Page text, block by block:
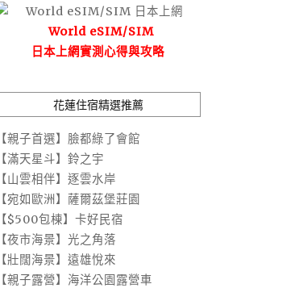
World eSIM/SIM
日本上網實測心得與攻略
花蓮住宿精選推薦
【親子首選】臉都綠了會館
【滿天星斗】鈴之宇
【山雲相伴】逐雲水岸
【宛如歐洲】薩爾茲堡莊園
【$500包棟】卡好民宿
【夜市海景】光之角落
【壯闊海景】遠雄悅來
【親子露營】海洋公園露營車